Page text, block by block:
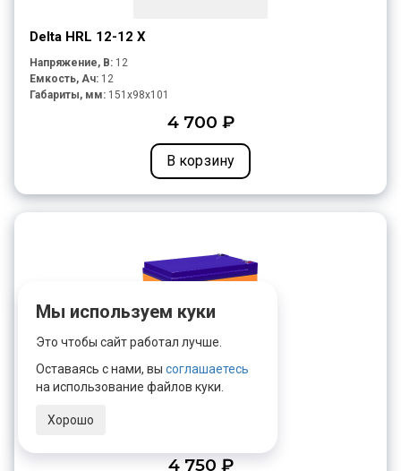
Delta HRL 12-12 X
Напряжение, В: 12
Емкость, Ач: 12
Габариты, мм: 151x98x101
4 700 ₽
В корзину
Емкость, Ач:
4 750 ₽
Мы используем куки
Это чтобы сайт работал лучше.
Оставаясь с нами, вы соглашаетесь
на использование файлов куки.
Хорошо